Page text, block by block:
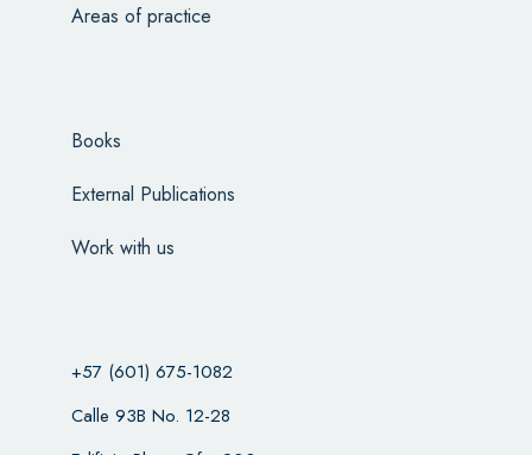
Areas of practice
Books
External Publications
Work with us
+57 (601) 675-1082
Calle 93B No. 12-28